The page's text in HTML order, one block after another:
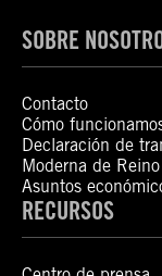
SOBRE
Contacto
Cómo
Declaración de
Moderna de
Asuntos
RECURSOS